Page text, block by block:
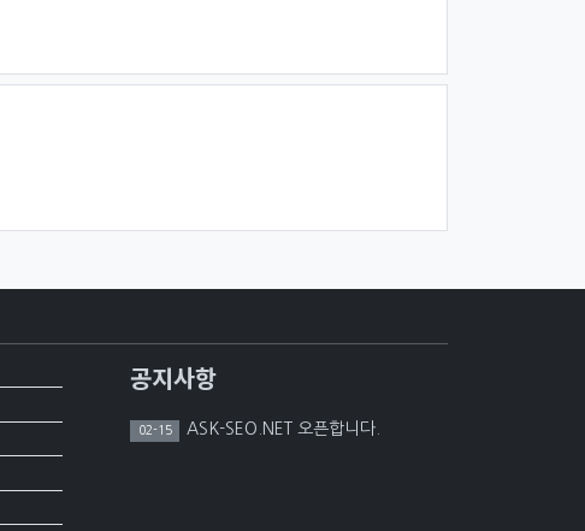
공지사항
02-15 ASK-SEO.NET 오픈합니다.